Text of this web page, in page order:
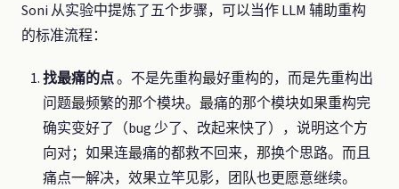
Soni 从实验中提炼了五个步骤，可以当作 LLM 辅助重构
的标准流程：
找最痛的点。不是先重构最好重构的，而是先重构出
问题最频繁的那个模块。最痛的那个模块如果重构完
确实变好了（bug 少了、改起来快了），说明这个方
向对；如果连最痛的都救不回来，那换个思路。而且
痛点一解决，效果立竿见影，团队也更愿意继续。